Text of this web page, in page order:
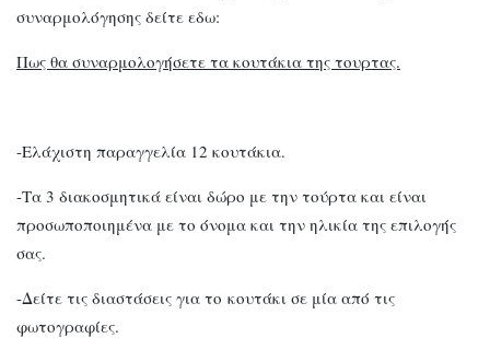
συναρμολόγησης δείτε εδω:
Πως θα συναρμολογήσετε τα κουτάκια της τουρτας.
-Ελάχιστη παραγγελία 12 κουτάκια.
-Τα 3 διακοσμητικά είναι δώρο με την τούρτα και είναι
προσωποποιημένα με το όνομα και την ηλικία της επιλογής
σας.
-Δείτε τις διαστάσεις για το κουτάκι σε μία από τις
φωτογραφίες.